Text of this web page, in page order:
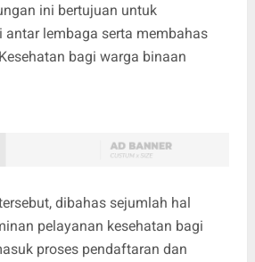
ini bertujuan untuk
antar lembaga serta membahas
bagi warga binaan
dibahas sejumlah hal
pelayanan kesehatan bagi
proses pendaftaran dan